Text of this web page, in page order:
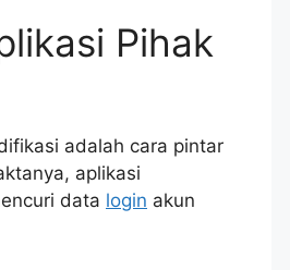
Pihak
adalah cara pintar
aplikasi
data login akun